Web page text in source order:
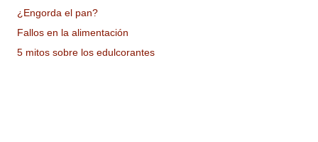
¿Engorda el pan?
Fallos en la alimentación
5 mitos sobre los edulcorantes